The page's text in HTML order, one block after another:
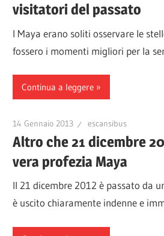
visitatori del passato
I Maya erano soliti osservare le
fossero i momenti migliori per la
Continua a leggere
14 Gennaio 2013 escansibus
Altro che 21 dicembre
vera profezia Maya
Il 21 dicembre 2012 è passato da
è uscito chiaramente indenne e